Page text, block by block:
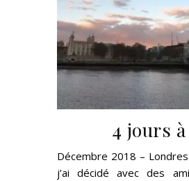
4 jours
Décembre 2018 –
j’ai décidé avec des